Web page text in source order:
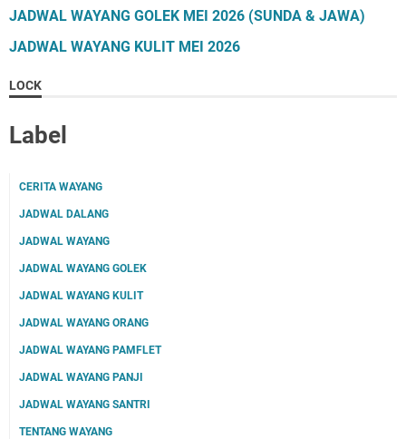
JADWAL WAYANG GOLEK MEI 2026 (SUNDA & JAWA)
JADWAL WAYANG KULIT MEI 2026
LOCK
Label
CERITA WAYANG
JADWAL DALANG
JADWAL WAYANG
JADWAL WAYANG GOLEK
JADWAL WAYANG KULIT
JADWAL WAYANG ORANG
JADWAL WAYANG PAMFLET
JADWAL WAYANG PANJI
JADWAL WAYANG SANTRI
TENTANG WAYANG